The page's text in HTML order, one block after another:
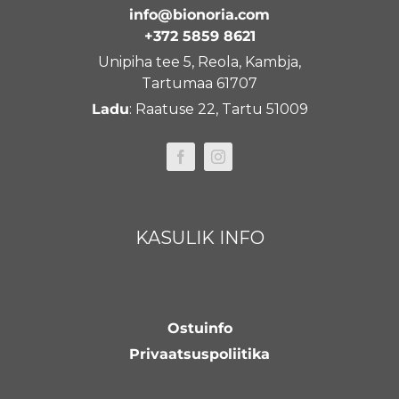
info@bionoria.com
+372 5859 8621
Unipiha tee 5, Reola, Kambja,
Tartumaa 61707
Ladu: Raatuse 22, Tartu 51009
KASULIK INFO
Ostuinfo
Privaatsuspoliitika